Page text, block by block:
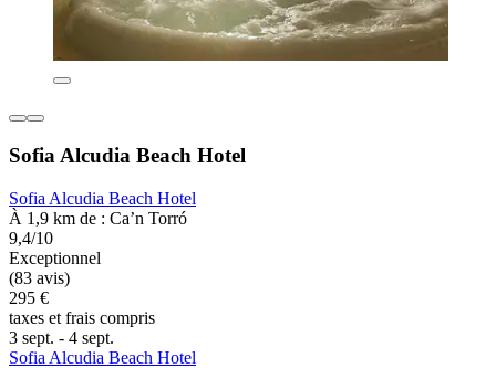
Sofia Alcudia Beach Hotel
Sofia Alcudia Beach Hotel
À 1,9 km de : Ca’n Torró
9,4/10
Exceptionnel
(83 avis)
295 €
taxes et frais compris
3 sept. - 4 sept.
Sofia Alcudia Beach Hotel